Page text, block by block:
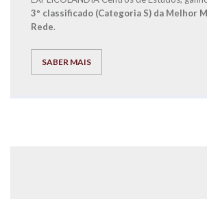
3º classificado (Categoria S) da Melhor
Rede.
SABER MAIS